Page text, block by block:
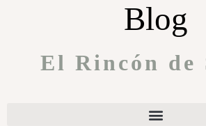
Blog
El Rincón de